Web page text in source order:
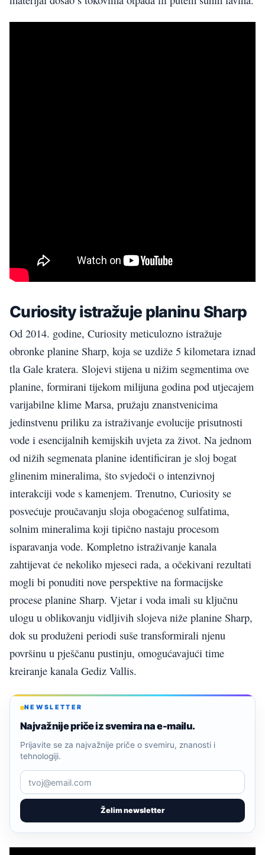
Curiosity istražuje planinu Sharp
Od 2014. godine, Curiosity meticulozno istražuje
obronke planine Sharp, koja se uzdiže 5 kilometara iznad
tla Gale kratera. Slojevi stijena u nižim segmentima ove
planine, formirani tijekom milijuna godina pod utjecajem
varijabilne klime Marsa, pružaju znanstvenicima
jedinstvenu priliku za istraživanje evolucije prisutnosti
vode i esencijalnih kemijskih uvjeta za život. Na jednom
od nižih segmenata planine identificiran je sloj bogat
glinenim mineralima, što svjedoči o intenzivnoj
interakciji vode s kamenjem. Trenutno, Curiosity se
posvećuje proučavanju sloja obogaćenog sulfatima,
solnim mineralima koji tipično nastaju procesom
isparavanja vode. Kompletno istraživanje kanala
zahtijevat će nekoliko mjeseci rada, a očekivani rezultati
mogli bi ponuditi nove perspektive na formacijske
procese planine Sharp. Vjetar i voda imali su ključnu
ulogu u oblikovanju vidljivih slojeva niže planine Sharp,
dok su produženi periodi suše transformirali njenu
površinu u pješčanu pustinju, omogućavajući time
kreiranje kanala Gediz Vallis.
NEWSLETTER
Najvažnije priče iz svemira na e-mailu.
Želim newsletter
Prijavite se za najvažnije priče o svemiru, znanosti i
tehnologiji.